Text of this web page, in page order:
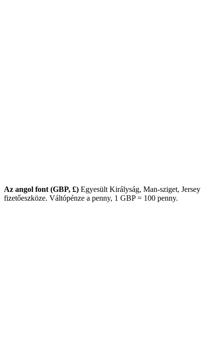
Az angol font (GBP, £) Egyesült Királyság, Man-sziget, Jersey
fizetőeszköze. Váltópénze a penny, 1 GBP = 100 penny.